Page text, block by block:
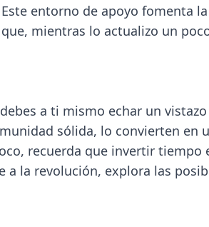
entorno de apoyo fomenta
mientras lo actualizo un
a ti mismo echar un
sólida, lo convierten en
recuerda que invertir tiempo
la revolución, explora las